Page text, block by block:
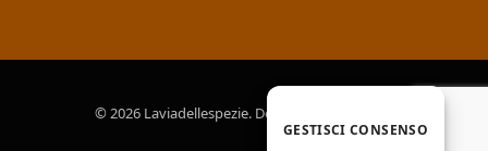
© 2026 Laviadellespezie. Designed by
GESTISCI CONSENSO